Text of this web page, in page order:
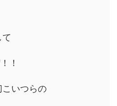
！
いつらの